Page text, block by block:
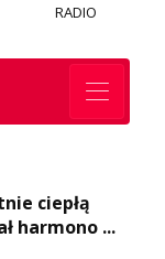
RADIO
ciepłą
harmono ...